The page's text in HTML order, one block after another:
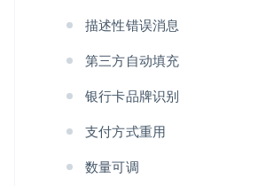
描述性错误消息
第三方自动填充
银行卡品牌识别
支付方式重用
数量可调